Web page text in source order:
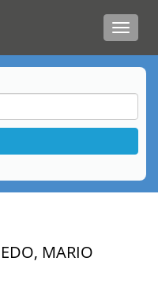
Menú
de
MARIO